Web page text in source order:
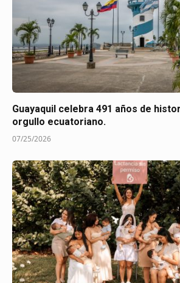
Guayaquil celebra 491 años de
orgullo ecuatoriano.
07/25/2026